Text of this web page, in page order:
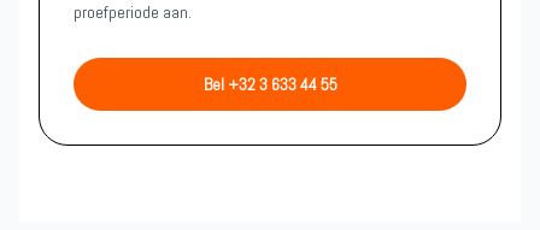
proefperiode aan.
Bel +32 3 633 44 55